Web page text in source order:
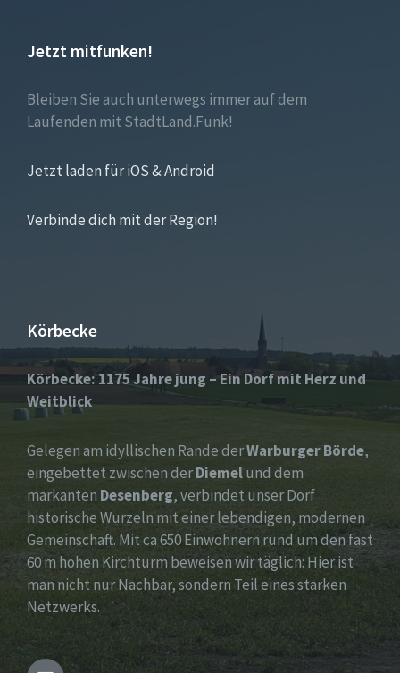
Jetzt mitfunken!
Bleiben Sie auch unterwegs immer auf dem
Laufenden mit StadtLand.Funk!
Jetzt laden für iOS & Android
Verbinde dich mit der Region!
Körbecke
Körbecke: 1175 Jahre jung – Ein Dorf mit Herz und
Weitblick
Gelegen am idyllischen Rande derWarburger Börde,
eingebettet zwischen derDiemelund dem
markanten Desenberg, verbindet unser Dorf
historische Wurzeln mit einer lebendigen, modernen
Gemeinschaft. Mit ca 650 Einwohnern rund um den fast
60 m hohen Kirchturm beweisen wir täglich: Hier ist
man nicht nur Nachbar, sondern Teil eines starken
Netzwerks.